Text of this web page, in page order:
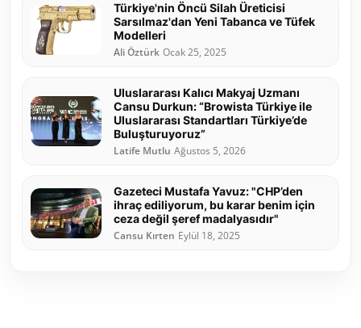
Türkiye'nin Öncü Silah Üreticisi
Sarsılmaz'dan Yeni Tabanca ve Tüfek
Modelleri
Ali Öztürk Ocak 25, 2025
Uluslararası Kalıcı Makyaj Uzmanı
Cansu Durkun: “Browista Türkiye ile
Uluslararası Standartları Türkiye’de
Buluşturuyoruz”
Latife Mutlu Ağustos 5, 2026
Gazeteci Mustafa Yavuz: "CHP’den
ihraç ediliyorum, bu karar benim için
ceza değil şeref madalyasıdır"
Cansu Kırten Eylül 18, 2025